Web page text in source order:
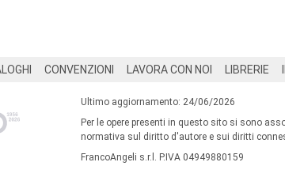
CONVENZIONI LAVORA CON NOI LIBRERIE
Ultimo aggiornamento: 24/06/2026
Per le opere presenti in questo sito si sono
normativa sul diritto d'autore e sui diritti
FrancoAngeli s.r.l. P.IVA 04949880159